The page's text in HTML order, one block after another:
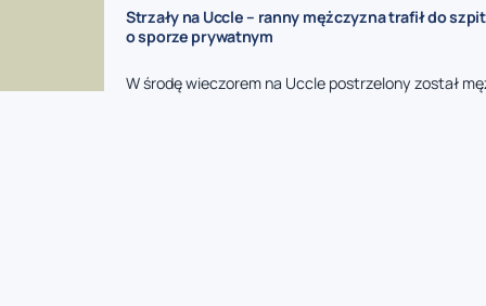
Strzały na Uccle – ranny mężczyzna trafił do
o sporze prywatnym
W środę wieczorem na Uccle postrzelony został